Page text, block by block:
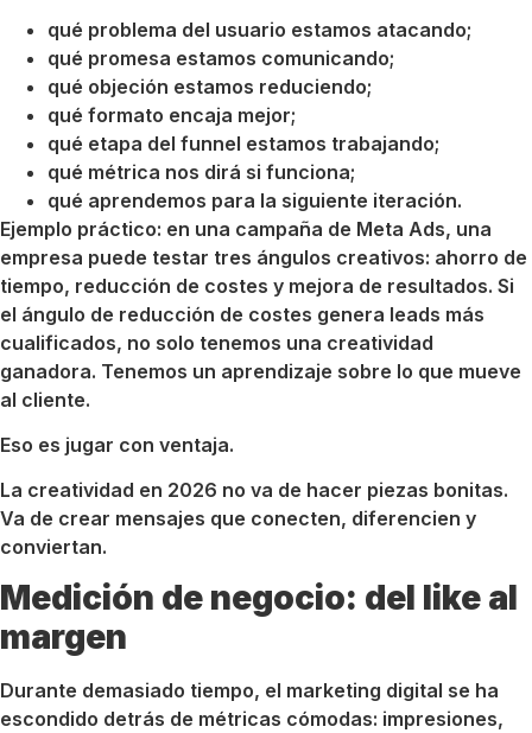
qué problema del usuario estamos atacando;
qué promesa estamos comunicando;
qué objeción estamos reduciendo;
qué formato encaja mejor;
qué etapa del funnel estamos trabajando;
qué métrica nos dirá si funciona;
qué aprendemos para la siguiente iteración.
Ejemplo práctico: en una campaña de Meta Ads, una
empresa puede testar tres ángulos creativos: ahorro de
tiempo, reducción de costes y mejora de resultados. Si
el ángulo de reducción de costes genera leads más
cualificados, no solo tenemos una creatividad
ganadora. Tenemos un aprendizaje sobre lo que mueve
al cliente.
Eso es jugar con ventaja.
La creatividad en 2026 no va de hacer piezas bonitas.
Va de crear mensajes que conecten, diferencien y
conviertan.
Medición de negocio: del like al
margen
Durante demasiado tiempo, el marketing digital se ha
escondido detrás de métricas cómodas: impresiones,